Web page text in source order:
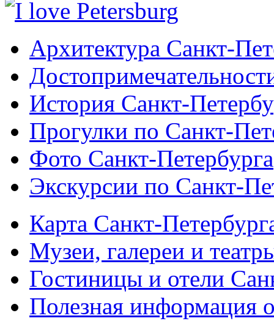
Архитектура Санкт-
История Санкт-
Прогулки по Санкт-
Фото Санкт-Петербурга
Экскурсии по Санкт-
Карта Санкт-
Музеи, галереи и
Гостиницы и отели
Полезная информация